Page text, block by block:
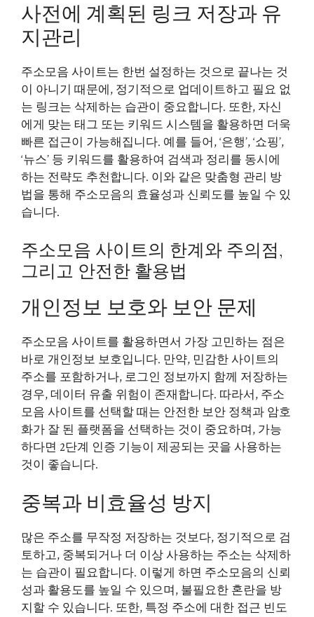
사전에 계획된 링크 저장과 유
지관리
주소모음 사이트는 한번 설정하는 것으로 끝나는 것
이 아니기 때문에, 정기적으로 업데이트하고 필요 없
는 링크는 삭제하는 습관이 중요합니다. 또한, 자신
에게 맞는 태그 또는 키워드 시스템을 활용하면 더욱
빠른 접근이 가능해집니다. 예를 들어, ‘은행’, ‘쇼핑’,
‘뉴스’ 등 키워드를 활용하여 검색과 정리를 동시에
하는 전략도 추천합니다. 이와 같은 맞춤형 관리 방
법을 통해 주소모음의 효율성과 신뢰도를 높일 수 있
습니다.
주소모음 사이트의 한계와 주의점,
그리고 안전한 활용법
개인정보 보호와 보안 문제
주소모음 사이트를 활용하면서 가장 고민하는 점은
바로 개인정보 보호입니다. 만약, 민감한 사이트의
주소를 포함하거나, 로그인 정보까지 함께 저장하는
경우, 데이터 유출 위험이 존재합니다. 따라서, 주소
모음 사이트를 선택할 때는 안전한 보안 정책과 암호
화가 잘 된 플랫폼을 선택하는 것이 중요하며, 가능
하다면 2단계 인증 기능이 제공되는 곳을 사용하는
것이 좋습니다.
중복과 비효율성 방지
많은 주소를 무작정 저장하는 것보다, 정기적으로 검
토하고, 중복되거나 더 이상 사용하는 주소는 삭제하
는 습관이 필요합니다. 이렇게 하면 주소모음의 신뢰
성과 활용도를 높일 수 있으며, 불필요한 혼란을 방
지할 수 있습니다. 또한, 특정 주소에 대한 접근 빈도